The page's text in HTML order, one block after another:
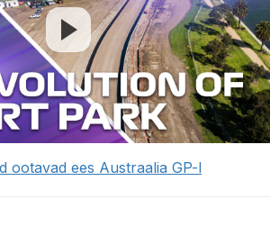
ootavad ees Austraalia GP-l